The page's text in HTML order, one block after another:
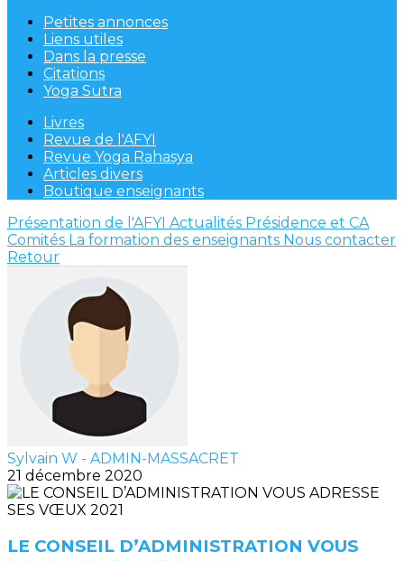
Petites annonces
Liens utiles
Dans la presse
Citations
Yoga Sutra
Livres
Revue de l'AFYI
Revue Yoga Rahasya
Articles divers
Boutique enseignants
Présentation de l'AFYI Actualités Présidence et CA
Comités La formation des enseignants Nous contacter
Retour
Sylvain W - ADMIN-MASSACRET
21 décembre 2020
LE CONSEIL D’ADMINISTRATION VOUS